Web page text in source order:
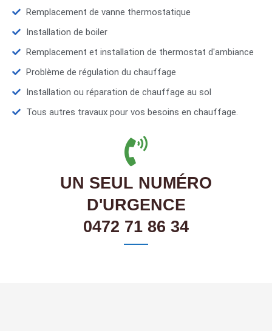
Remplacement de vanne thermostatique
Installation de boiler
Remplacement et installation de thermostat d'ambiance
Problème de régulation du chauffage
Installation ou réparation de chauffage au sol
Tous autres travaux pour vos besoins en chauffage.
UN SEUL NUMÉRO
D'URGENCE
0472 71 86 34